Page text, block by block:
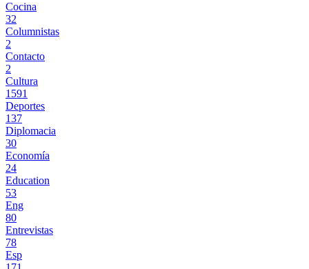
Cocina
32
Columnistas
2
Contacto
2
Cultura
1591
Deportes
137
Diplomacia
30
Economía
24
Education
53
Eng
80
Entrevistas
78
Esp